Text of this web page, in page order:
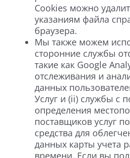
Cookies можно
указаниям файла
браузера.
Мы также можем
сторонние службы
такие как Google
отслеживания и
данных
Услуг и (ii) службы с
определения
поставщиков услуг
средства для
данных карты учета
времени. Если вы